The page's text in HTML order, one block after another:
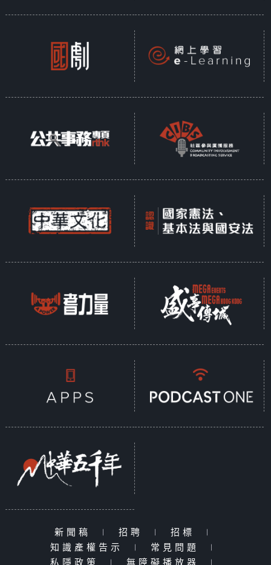
新聞稿 | 招聘 | 招標
|
知識產權告示
| 常見問題
|
私隱政策
| 無障礙播放器 |